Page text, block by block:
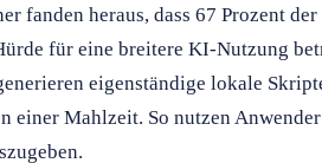
fanden heraus, dass 67 Prozent
für eine breitere KI-Nutzung
eigenständige lokale
einer Mahlzeit. So nutzen